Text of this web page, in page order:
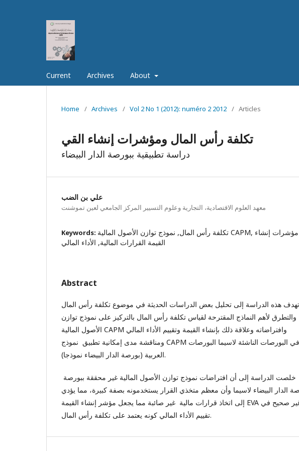
Current Archives About
Home / Archives / Vol 2 No 1 (2012): numéro 2 2012 / Articles
تكلفة رأس المال ومؤشرات إنشاء القي
دراسة تطبيقية ببورصة الدار البيضاء
علي بن الضب
معهد العلوم الاقتصادية، التجارية وعلوم التسيير المركز الجامعي لعين تموشنت
Keywords: تكلفة رأس المال, نموذج توازن الأصول المالية CAPM, مؤشرات إنشاء
القيمة القرارات المالية, الأداء المالي
Abstract
تهدف هذه الدراسة إلى تحليل بعض الدراسات الحديثة في موضوع تكلفة رأس المال
والتطرق لأهم النماذج المقترحة لقياس تكلفة رأس المال بالتركيز على نموذج توازن
الأصول المالية CAPM وافتراضاته وعلاقة ذلك بإنشاء القيمة وتقييم الأداء المالي
ومناقشة مدى إمكانية تطبيق نموذج CAPM في البورصات الناشئة لاسيما البورصات
العربية (بورصة الدار البيضاء نموذجا).
الدار البيضاء لاسيما وأن معظم متخذي القرار يستخدمونه بصفة كبيرة، مما يؤدي
إلى اتخاذ قرارات مالية غير صائبة مما يجعل مؤشر إنشاء القيمة EVA غير صحيح في
تقييم الأداء المالي كونه يعتمد على تكلفة رأس المال.